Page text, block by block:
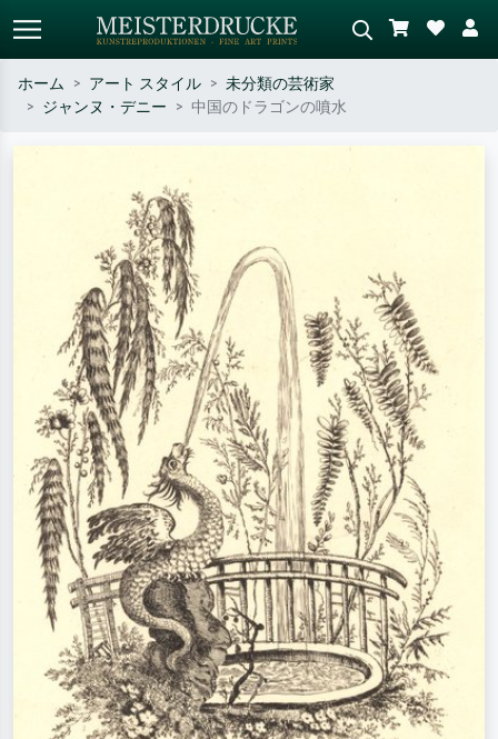
– 例：モネ、星月夜、印象派、北
斎の波、ヌード。
油絵、木のそばの立ち姿のヌー
ホーム アート スタイル
未分類の芸術家
ジャンヌ・デニー
中国のドラゴンの噴水